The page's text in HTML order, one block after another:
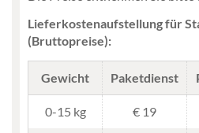
Lieferkostenaufstellung für
(Bruttopreise):
Gewicht Paketdienst
0-15 kg € 19